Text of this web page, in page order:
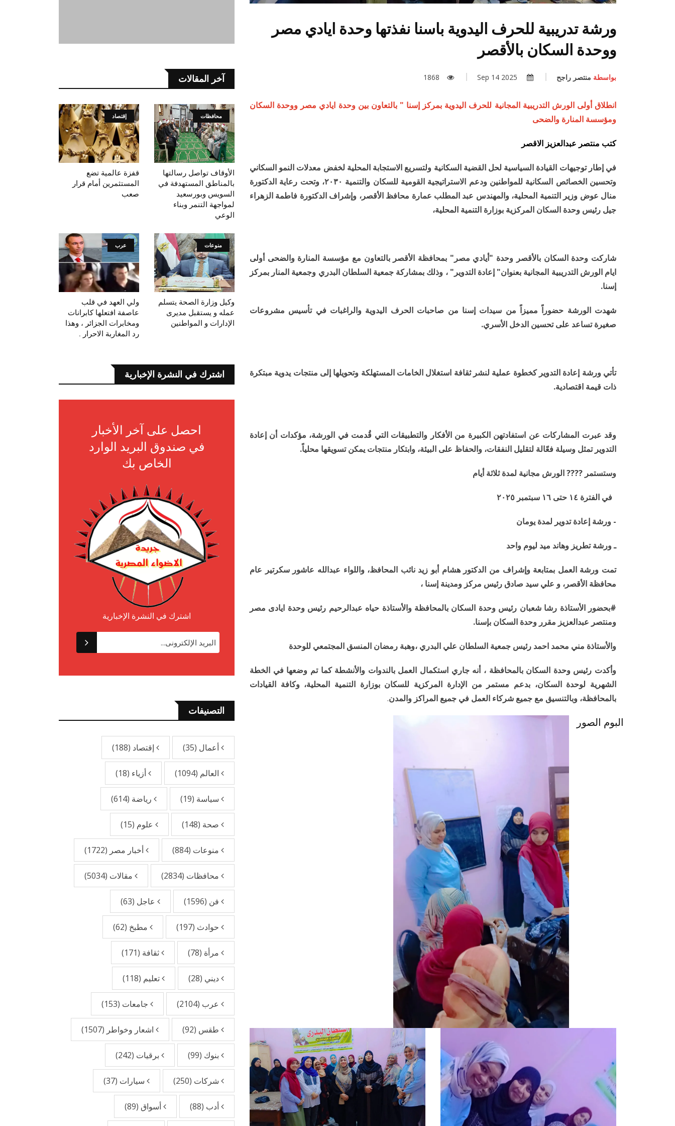
ورشة تدريبية للحرف اليدوية باسنا نفذتها وحدة ايادي مصر
ووحدة السكان بالأقصر
بواسطة منتصر راجح 1868
انطلاق أولى الورش التدريبية المجانية للحرف اليدوية بمركز إسنا " بالتعاون بين وحدة ايادي مصر ووحدة السكان
ومؤسسة المنارة والضحى
كتب منتصر عبدالعزيز الاقصر
في إطار توجيهات القيادة السياسية لحل القضية السكانية ولتسريع الاستجابة المحلية لخفض معدلات النمو السكاني
وتحسين الخصائص السكانية للمواطنين ودعم الاستراتيجية القومية للسكان والتنمية ٢٠٣٠، وتحت رعاية الدكتورة
منال عوض وزير التنمية المحلية، والمهندس عبد المطلب عمارة محافظ الأقصر، وإشراف الدكتورة فاطمة الزهراء
جيل رئيس وحدة السكان المركزية بوزارة التنمية المحلية،
شاركت وحدة السكان بالأقصر وحدة "أيادي مصر" بمحافظة الأقصر بالتعاون مع مؤسسة المنارة والضحى أولى
ايام الورش التدريبية المجانية بعنوان" إعادة التدوير" ، وذلك بمشاركة جمعية السلطان البدري وجمعية المنار بمركز
إسنا.
شهدت الورشة حضوراً مميزاً من سيدات إسنا من صاحبات الحرف اليدوية والراغبات في تأسيس مشروعات
صغيرة تساعد على تحسين الدخل الأسري.
تأتي ورشة إعادة التدوير كخطوة عملية لنشر ثقافة استغلال الخامات المستهلكة وتحويلها إلى منتجات يدوية مبتكرة
ذات قيمة اقتصادية.
وقد عبرت المشاركات عن استفادتهن الكبيرة من الأفكار والتطبيقات التي قُدمت في الورشة، مؤكدات أن إعادة
التدوير تمثل وسيلة فعّالة لتقليل النفقات، والحفاظ على البيئة، وابتكار منتجات يمكن تسويقها محلياً.
وستستمر ???? الورش مجانية لمدة ثلاثة أيام
في الفترة ١٤ حتى ١٦ سبتمبر ٢٠٢٥
- ورشة إعادة تدوير لمدة يومان
ـ ورشة تطريز وهاند ميد ليوم واحد
تمت ورشة العمل بمتابعة وإشراف من الدكتور هشام أبو زيد نائب المحافظ، واللواء عبدالله عاشور سكرتير عام
محافظة الأقصر، و علي سيد صادق رئيس مركز ومدينة إسنا ،
#بحضور الأستاذة رشا شعبان رئيس وحدة السكان بالمحافظة والأستاذة حياه عبدالرحيم رئيس وحدة ايادى مصر
ومنتصر عبدالعزيز مقرر وحدة السكان بإسنا.
والأستاذة مني محمد احمد رئيس جمعية السلطان علي البدري ،وهبة رمضان المنسق المجتمعي للوحدة
وأكدت رئيس وحدة السكان بالمحافظة ، أنه جاري استكمال العمل بالندوات والأنشطة كما تم وضعها في الخطة
الشهرية لوحدة السكان، بدعم مستمر من الإدارة المركزية للسكان بوزارة التنمية المحلية، وكافة القيادات
بالمحافظة، وبالتنسيق مع جميع شركاء العمل في جميع المراكز والمدن.
البوم الصور
آخر المقالات
محافظات
الأوقاف تواصل رسالتها
بالمناطق المستهدفة في
السويس وبورسعيد
لمواجهة التنمر وبناء
الوعي
إقتصاد
قفزة عالمية تضع
المستثمرين أمام قرار
صعب
منوعات
وكيل وزارة الصحة يتسلم
عمله و يستقبل مديرى
الإدارات و المواطنين
عرب
ولي العهد في قلب
عاصفة افتعلها كابرانات
ومخابرات الجزائر ، وهذا
رد المغاربة الاحرار .
اشترك في النشرة الإخبارية
احصل على آخر الأخبار
في صندوق البريد الوارد
الخاص بك
اشترك في النشرة الإخبارية
التصنيفات
أعمال (35) إقتصاد (188)
العالم (1094) أزياء (18)
سياسة (19) رياضة (614)
صحة (148) علوم (15)
منوعات (884) أخبار مصر (1722)
محافظات (2834) مقالات (5034)
فن (1596) عاجل (63)
حوادث (197) مطبخ (62)
مرأة (78) ثقافة (171)
ديني (28) تعليم (118)
عرب (2104) جامعات (153)
طقس (92) اشعار وخواطر (1507)
بنوك (99) برقيات (242)
شركات (250) سيارات (37)
أدب (88) أسواق (89)